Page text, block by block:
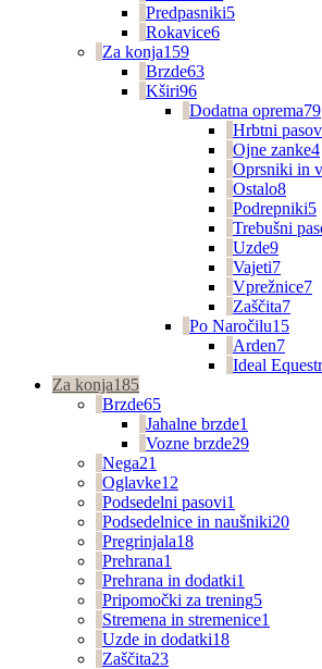
Predpasniki5
Rokavice6
Za konja159
Brzde63
Kširi96
Dodatna oprema79
Hrbtni
Ojne zanke4
Oprsniki in
Ostalo8
Podrepniki5
Trebušni
Uzde9
Vajeti7
Vprežnice7
Zaščita7
Po Naročilu15
Arden7
Ideal
Za konja185
Brzde65
Jahalne brzde1
Vozne brzde29
Nega21
Oglavke12
Podsedelni pasovi1
Podsedelnice in naušniki20
Pregrinjala18
Prehrana1
Prehrana in dodatki1
Pripomočki za trening5
Stremena in stremenice1
Uzde in dodatki18
Zaščita23